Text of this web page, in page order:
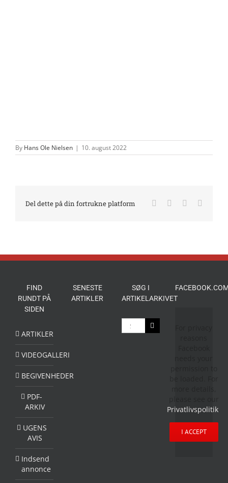
By Hans Ole Nielsen | 10. august 2022
Del dette på din fortrukne platform Facebook LinkedIn
FIND
RUNDT PÅ
SIDEN
ARTIKLER
VIDEOGALLERI
BEGIVENHEDER
PDF-
ARKIV
UGENS
AVIS
Indsend
annonce
SENESTE
ARTIKLER
SØG I
ARTIKELARKIVET
Søg
efter:
Privatlivspolitik
I ACCEPT